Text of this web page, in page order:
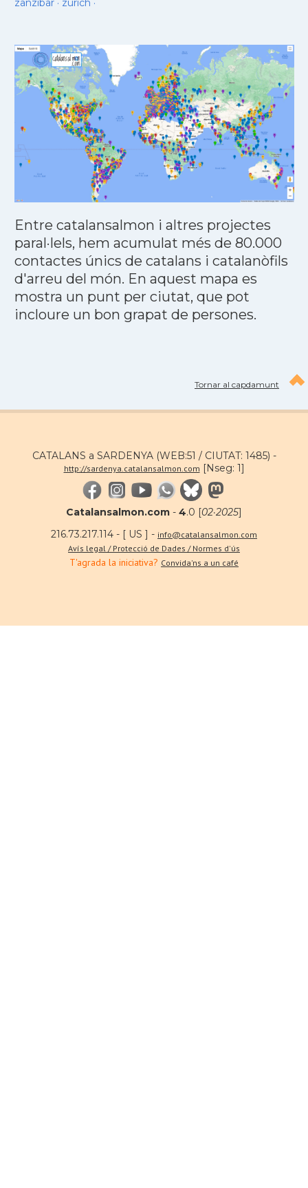
zanzibar· zurich ·
Entre catalansalmon i altres projectes
paral·lels, hem acumulat més de 80.000
contactes únics de catalans i catalanòfils
d'arreu del món. En aquest mapa es
mostra un punt per ciutat, que pot
incloure un bon grapat de persones.
Tornar al capdamunt
CATALANS a SARDENYA (WEB:51 / CIUTAT: 1485) -
http://sardenya.catalansalmon.com [Nseg: 1]
Catalansalmon.com - 4.0 [02·2025]
216.73.217.114 - [ US ] - info@catalansalmon.com
Avís legal / Protecció de Dades / Normes d'ús
T'agrada la iniciativa? Convida'ns a un café